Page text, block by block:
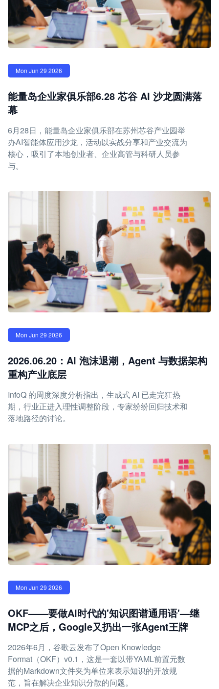
Mon Jun 29 2026
能量岛企业家俱乐部6.28 芯谷 AI 沙龙圆满落
幕
6月28日，能量岛企业家俱乐部在苏州芯谷产业园举
办AI智能体应用沙龙，活动以实战分享和产业交流为
核心，吸引了本地创业者、企业高管与科研人员参
与。
Mon Jun 29 2026
2026.06.20：AI 泡沫退潮，Agent 与数据架构
重构产业底层
InfoQ 的周度深度分析指出，生成式 AI 已走完狂热
期，行业正进入理性调整阶段，专家纷纷回归技术和
落地路径的讨论。
Mon Jun 29 2026
OKF——要做AI时代的'知识图谱通用语'—继
MCP之后，Google又扔出一张Agent王牌
2026年6月，谷歌云发布了Open Knowledge
Format（OKF）v0.1，这是一套以带YAML前置元数
据的Markdown文件夹为单位来表示知识的开放规
范，旨在解决企业知识分散的问题。